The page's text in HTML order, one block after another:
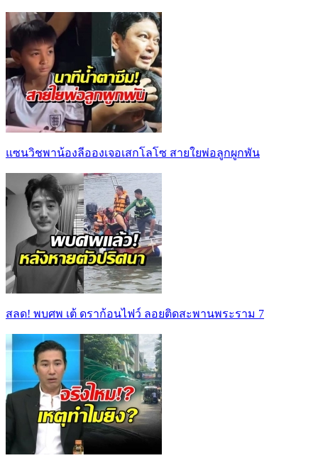
แซนวิชพาน้องลีอองเจอเสกโลโซ สายใยพ่อลูกผูกพัน
สลด! พบศพ เต้ ดราก้อนไฟว์ ลอยติดสะพานพระราม 7